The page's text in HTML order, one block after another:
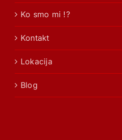
Ko smo mi !?
Kontakt
Lokacija
Blog